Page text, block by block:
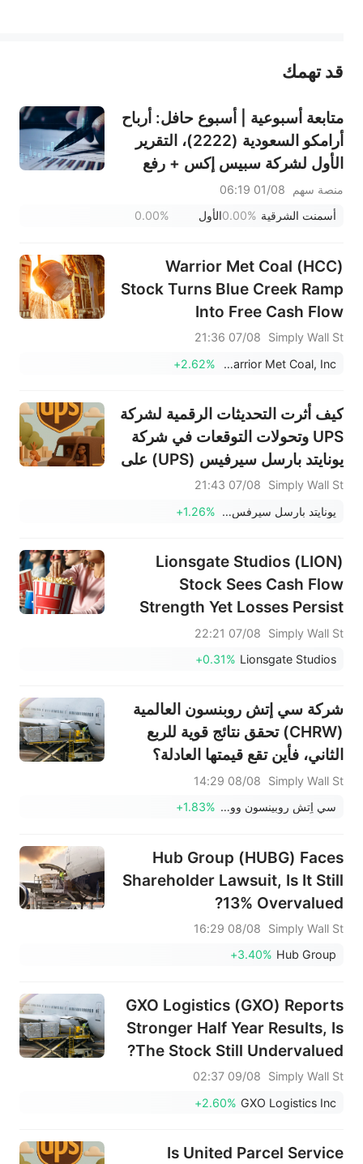
عند الضرورة، يرجى استشارة مستشار استثمار محترف. لا تقدم منصة سهم أي مشورة استثمارية، ولا تقدم أي التزامات أو ضمانات.
قد تهمك
متابعة أسبوعية | أسبوع حافل: أرباح
أرامكو السعودية (2222)، التقرير
الأول لشركة سبيس إكس + رفع
قيود التجميد الضخمة، نتائج
سانديسك/سناب/إيه إم دي؛ بيانات
منصة سهم
01/08 06:19
أسمنت الشرقية 0.00%الأول 0.00%
Warrior Met Coal (HCC)
Stock Turns Blue Creek Ramp
Into Free Cash Flow
Simply Wall St
07/08 21:36
Warrior Met Coal, Inc.
+2.62%
كيف أثرت التحديثات الرقمية لشركة
UPS وتحولات التوقعات في شركة
يونايتد بارسل سيرفيس (UPS) على
قصة استثمارها
Simply Wall St
07/08 21:43
يونايتد بارسل سيرفس إنك +1.26%
Lionsgate Studios (LION)
Stock Sees Cash Flow
Strength Yet Losses Persist
Simply Wall St
07/08 22:21
Lionsgate Studios
+0.31%
شركة سي إتش روبنسون العالمية
(CHRW) تحقق نتائج قوية للربع
الثاني، فأين تقع قيمتها العادلة؟
Simply Wall St
08/08 14:29
سي اٍتش روبينسون وورلد وايد +1.83%
Hub Group (HUBG) Faces
Shareholder Lawsuit, Is It Still
13% Overvalued?
Simply Wall St
08/08 16:29
Hub Group
+3.40%
GXO Logistics (GXO) Reports
Stronger Half Year Results, Is
The Stock Still Undervalued?
Simply Wall St
09/08 02:37
GXO Logistics Inc
+2.60%
Is United Parcel Service